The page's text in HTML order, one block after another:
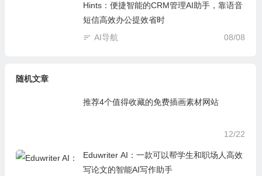
Hints：便捷智能的CRM管理AI助手，靠语音
短信高效办公提效省时
08/08
AI导航
随机文章
推荐4个值得收藏的免费插画素材网站
12/22
Eduwriter AI：一款可以帮学生和职场人高效
写论文的智能AI写作助手